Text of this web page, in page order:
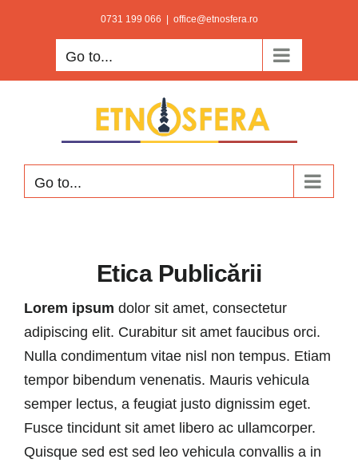
0731 199 066 office@etnosfera.ro
Go to...
Go to...
Etica Publicării
Lorem ipsum dolor sit amet, consectetur
adipiscing elit. Curabitur sit amet faucibus orci.
Nulla condimentum vitae nisl non tempus. Etiam
tempor bibendum venenatis. Mauris vehicula
semper lectus, a feugiat justo dignissim eget.
Fusce tincidunt sit amet libero ac ullamcorper.
Quisque sed est sed leo vehicula convallis a in